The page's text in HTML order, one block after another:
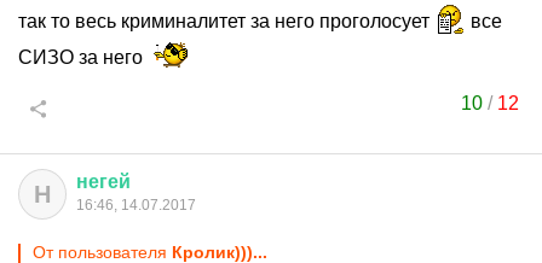
так то весь криминалитет за него проголосует
все
СИЗО за него
10/ 12
Н негей
16:46, 14.07.2017
От пользователя Кролик)))...